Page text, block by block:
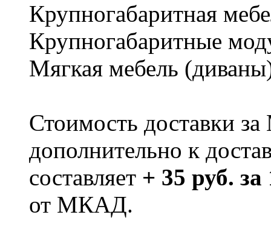
Крупногабаритная
Крупногабаритные
Мягкая мебель
Стоимость доставки
дополнительно к
составляет + 35 руб.
от МКАД.